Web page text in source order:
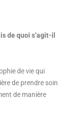
de quoi s’agit-il
de vie qui
de prendre soin
de manière